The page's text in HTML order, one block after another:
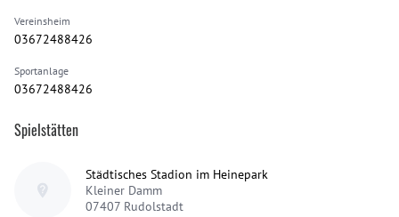
Vereinsheim
03672488426
Sportanlage
03672488426
Spielstätten
Städtisches Stadion im Heinepark
Kleiner Damm
07407 Rudolstadt